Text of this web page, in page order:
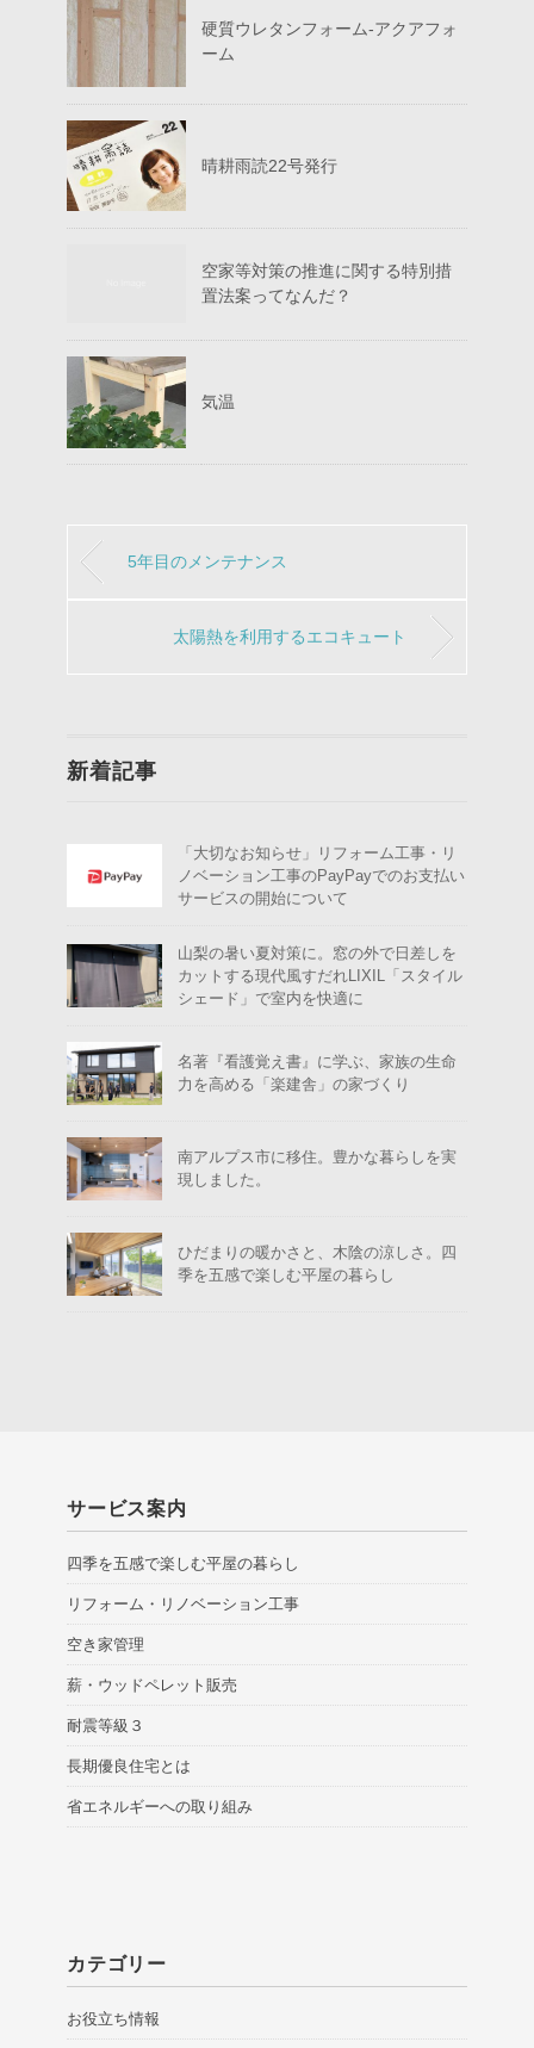
硬質ウレタンフォーム-アクアフォ
ーム
晴耕雨読22号発行
空家等対策の推進に関する特別措
置法案ってなんだ？
気温
5年目のメンテナンス
太陽熱を利用するエコキュート
新着記事
「大切なお知らせ」リフォーム工事・リ
ノベーション工事のPayPayでのお支払い
サービスの開始について
山梨の暑い夏対策に。窓の外で日差しを
カットする現代風すだれLIXIL「スタイル
シェード」で室内を快適に
名著『看護覚え書』に学ぶ、家族の生命
力を高める「楽建舎」の家づくり
南アルプス市に移住。豊かな暮らしを実
現しました。
ひだまりの暖かさと、木陰の涼しさ。四
季を五感で楽しむ平屋の暮らし
サービス案内
四季を五感で楽しむ平屋の暮らし
リフォーム・リノベーション工事
空き家管理
薪・ウッドペレット販売
耐震等級３
長期優良住宅とは
省エネルギーへの取り組み
カテゴリー
お役立ち情報